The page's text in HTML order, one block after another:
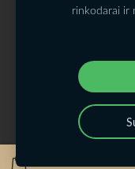
SIUNTIMAS
PRIVATUMO
rinkodarai ir